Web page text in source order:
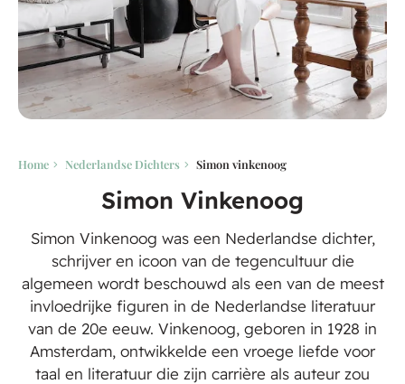
Home Nederlandse Dichters Simon vinkenoog
Simon Vinkenoog
Simon Vinkenoog was een Nederlandse dichter,
schrijver en icoon van de tegencultuur die
algemeen wordt beschouwd als een van de meest
invloedrijke figuren in de Nederlandse literatuur
van de 20e eeuw. Vinkenoog, geboren in 1928 in
Amsterdam, ontwikkelde een vroege liefde voor
taal en literatuur die zijn carrière als auteur zou